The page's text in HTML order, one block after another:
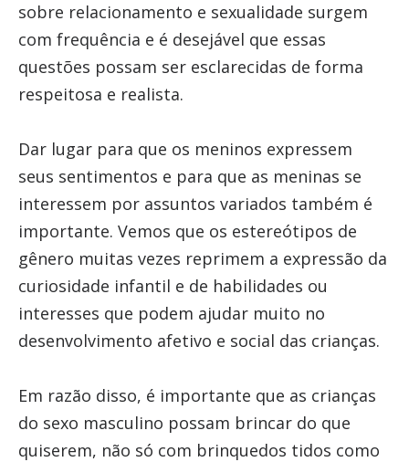
sobre relacionamento e sexualidade surgem
com frequência e é desejável que essas
questões possam ser esclarecidas de forma
respeitosa e realista.
Dar lugar para que os meninos expressem
seus sentimentos e para que as meninas se
interessem por assuntos variados também é
importante. Vemos que os estereótipos de
gênero muitas vezes reprimem a expressão da
curiosidade infantil e de habilidades ou
interesses que podem ajudar muito no
desenvolvimento afetivo e social das crianças.
Em razão disso, é importante que as crianças
do sexo masculino possam brincar do que
quiserem, não só com brinquedos tidos como